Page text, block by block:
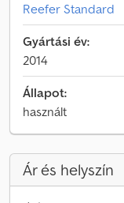
Reefer Standard
Gyártási év:
2014
Állapot:
használt
Ár és helyszín